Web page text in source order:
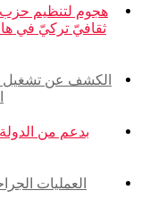
هجوم لتنظيم حزب
الكشف عن تشغيل
بدعم من
العمليات